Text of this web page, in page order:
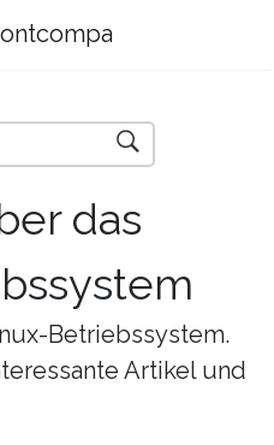
das
Betriebssystem.
Artikel und